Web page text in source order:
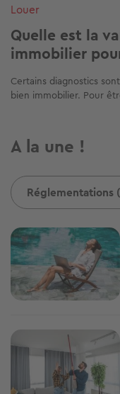
Louer
Quelle est la
immobilier
Certains diagnostics
bien immobilier. Pour
A la une !
Réglementations
Image
Image